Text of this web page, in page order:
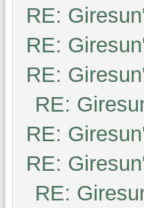
RE:
RE:
RE:
RE:
RE:
RE:
RE: